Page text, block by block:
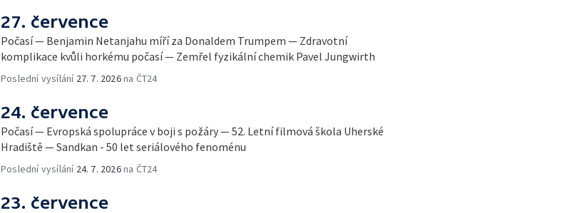
27. července
Počasí — Benjamin Netanjahu míří za Donaldem Trumpem — Zdravotní
komplikace kvůli horkému počasí — Zemřel fyzikální chemik Pavel Jungwirth
Poslední vysílání 27. 7. 2026na ČT24
24. července
Počasí — Evropská spolupráce v boji s požáry — 52. Letní filmová škola Uherské
Hradiště — Sandkan - 50 let seriálového fenoménu
Poslední vysílání 24. 7. 2026na ČT24
23. července